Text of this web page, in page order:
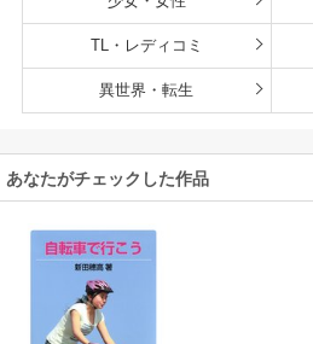
TL・レディコミ
異世界・転生
あなたがチェックした作品